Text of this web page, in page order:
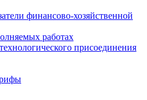
финансово-хозяйственной
работах
присоединения